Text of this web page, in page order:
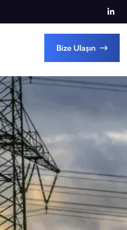
Bize Ulaşın